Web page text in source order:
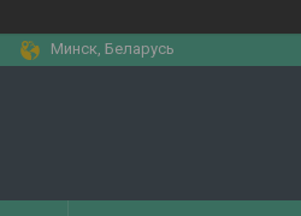
Минск, Беларусь